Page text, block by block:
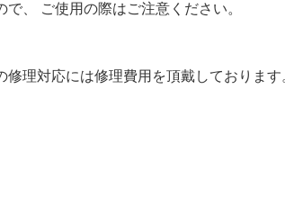
、 ご使用の際はご注意ください。
理対応には修理費用を頂戴しておりま